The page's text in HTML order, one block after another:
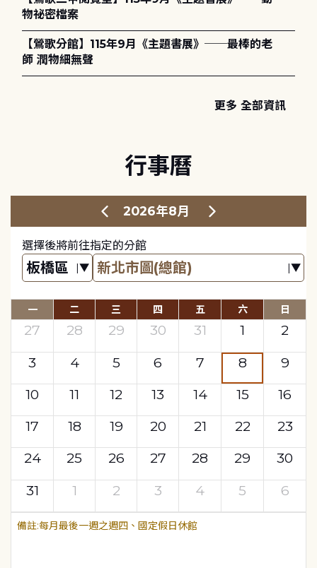
物祕密檔案
【鶯歌分館】115年9月《主題書展》──最棒的老
師 潤物細無聲
更多 全部資訊
行事曆
2026年8月
選擇後將前往指定的分館
一 二 三 四 五 六 日
27 28 29 30 31 1
2
3
4 5 6 7 8
9
10
11 12 13 14 15
16
17
18 19 20 21 22
23
24
25 26 27 28 29
30
31
1 2 3 4 5 6
每月最後一週之週四、國定假日休館